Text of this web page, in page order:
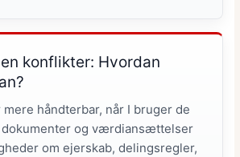
konflikter: Hvordan
håndterbar, når I bruger de
dokumenter og værdiansættelser
om ejerskab, delingsregler,